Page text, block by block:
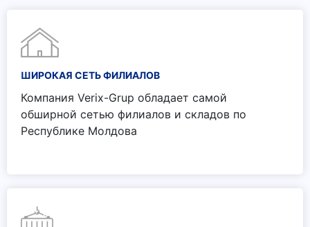
ШИРОКАЯ СЕТЬ ФИЛИАЛОВ
Компания Verix-Grup обладает самой
обширной сетью филиалов и складов по
Республике Молдова